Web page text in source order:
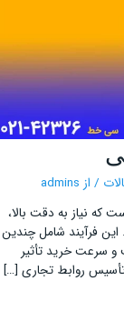
/ از admins
به دقت بالا،
فرآیند شامل چندین
خرید تأثیر
روابط تجاری […]